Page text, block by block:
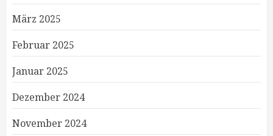
März 2025
Februar 2025
Januar 2025
Dezember 2024
November 2024